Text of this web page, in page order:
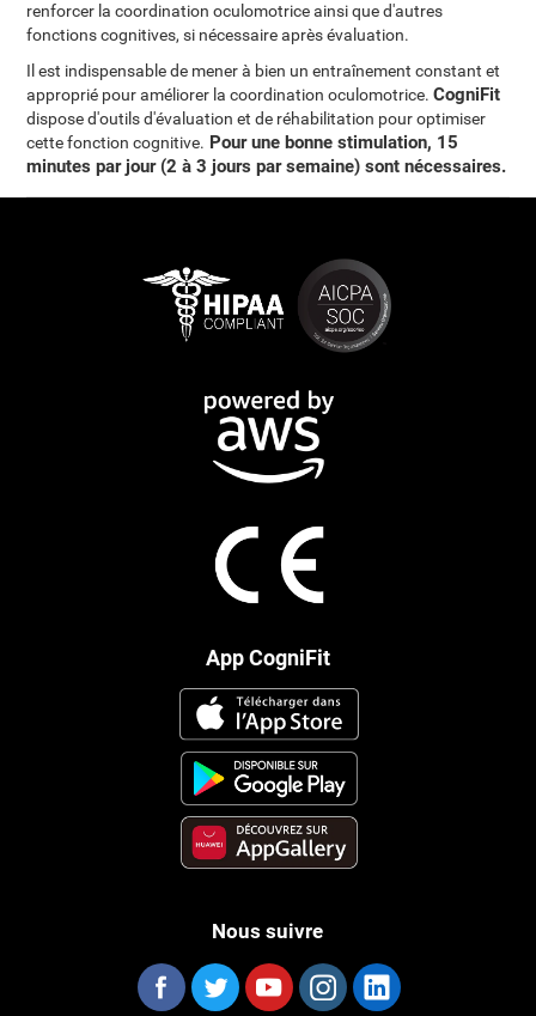
renforcer la coordination oculomotrice ainsi que d'autres
fonctions cognitives, si nécessaire après évaluation.
Il est indispensable de mener à bien un entraînement constant et
approprié pour améliorer la coordination oculomotrice.CogniFit
dispose d'outils d'évaluation et de réhabilitation pour optimiser
cette fonction cognitive. Pour une bonne stimulation, 15
minutes par jour (2 à 3 jours par semaine) sont nécessaires.
App CogniFit
Nous suivre